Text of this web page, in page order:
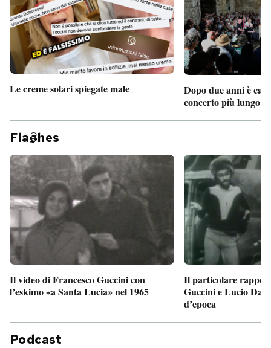
Le creme solari spiegate male
Dopo due anni è
concerto più lungo
Fla hes
Il video di Francesco Guccini con
l’eskimo «a Santa Lucia» nel 1965
Il particolare
Guccini e Lucio
d’epoca
Podcast